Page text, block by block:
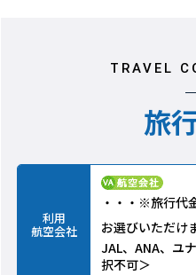
TRAVEL
旅
利用
航空会社
・・・※旅行代
お選びいただけ
JAL、ANA、ユ
択不可＞